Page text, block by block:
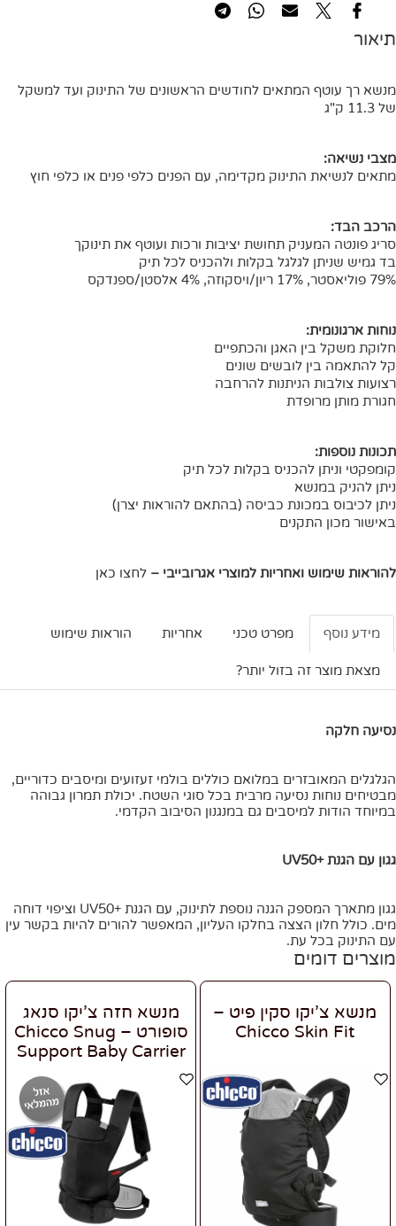
תיאור
מנשא רך עוטף המתאים לחודשים הראשונים של התינוק ועד למשקל
של 11.3 ק"ג
מצבי נשיאה:
מתאים לנשיאת התינוק מקדימה, עם הפנים כלפי פנים או כלפי חוץ
הרכב הבד:
סריג פונטה המעניק תחושת יציבות ורכות ועוטף את תינוקך
בד גמיש שניתן לגלגל בקלות ולהכניס לכל תיק
79% פוליאסטר, 17% ריון/ויסקוזה, 4% אלסטן/ספנדקס
נוחות ארגונומית:
חלוקת משקל בין האגן והכתפיים
קל להתאמה בין לובשים שונים
רצועות צולבות הניתנות להרחבה
חגורת מותן מרופדת
תכונות נוספות:
קומפקטי וניתן להכניס בקלות לכל תיק
ניתן להניק במנשא
ניתן לכיבוס במכונת כביסה (בהתאם להוראות יצרן)
באישור מכון התקנים
להוראות שימוש ואחריות למוצרי אגרובייבי – לחצו כאן
מידע נוסף מפרט טכני אחריות הוראות שימוש
מצאת מוצר זה בזול יותר?
נסיעה חלקה
הגלגלים המאובזרים במלואם כוללים בולמי זעזועים ומיסבים כדוריים,
מבטיחים נוחות נסיעה מרבית בכל סוגי השטח. יכולת תמרון גבוהה
במיוחד הודות למיסבים גם במנגנון הסיבוב הקדמי.
גגון עם הגנת +UV50
גגון מתארך המספק הגנה נוספת לתינוק, עם הגנת +UV50 וציפוי דוחה
מים. כולל חלון הצצה בחלקו העליון, המאפשר להורים להיות בקשר עין
עם התינוק בכל עת.
מוצרים דומים
מנשא צ’יקו סקין פיט –
Chicco Skin Fit
מנשא חזה צ’יקו סנאג
סופורט – Chicco Snug
Support Baby Carrier